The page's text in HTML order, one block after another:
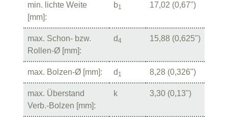
min. lichte Weite
[mm]:
b1 17,02 (0,67")
max. Schon- bzw.
Rollen-Ø [mm]:
d4 15,88 (0,625")
max. Bolzen-Ø [mm]: d 1 8,28 (0,326")
max. Überstand
Verb.-Bolzen [mm]:
k 3,30 (0,13")